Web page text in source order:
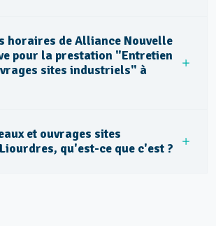
horaires de Alliance Nouvelle
pour la prestation "Entretien
sites industriels" à
et ouvrages sites
qu'est-ce que c'est ?